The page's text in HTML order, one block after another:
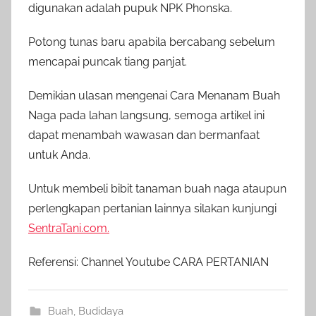
digunakan adalah pupuk NPK Phonska.
Potong tunas baru apabila bercabang sebelum
mencapai puncak tiang panjat.
Demikian ulasan mengenai Cara Menanam Buah
Naga pada lahan langsung, semoga artikel ini
dapat menambah wawasan dan bermanfaat
untuk Anda.
Untuk membeli bibit tanaman buah naga ataupun
perlengkapan pertanian lainnya silakan kunjungi
SentraTani.com.
Referensi: Channel Youtube CARA PERTANIAN
Buah, Budidaya